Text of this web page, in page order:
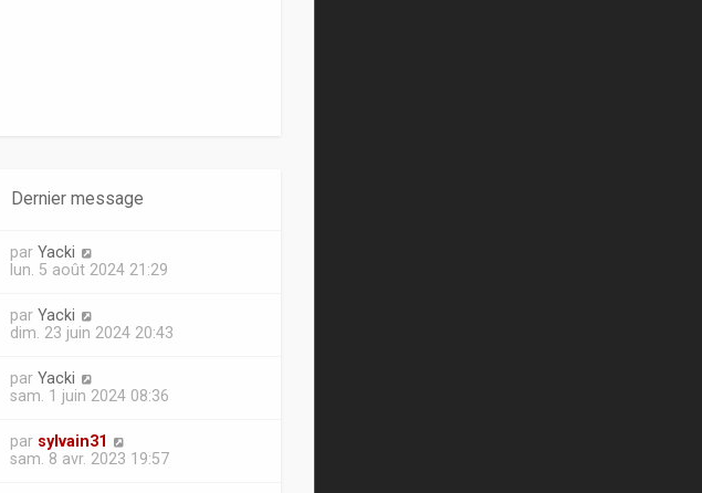
s
Dernier message
par Yacki
lun. 5 août 2024 21:29
par Yacki
dim. 23 juin 2024 20:43
par Yacki
sam. 1 juin 2024 08:36
par sylvain31
sam. 8 avr. 2023 19:57